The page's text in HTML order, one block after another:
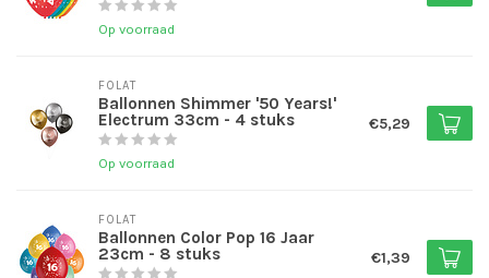
Op voorraad
FOLAT
Ballonnen Shimmer '50 Years!'
Electrum 33cm - 4 stuks
Op voorraad
€5,29
FOLAT
Ballonnen Color Pop 16 Jaar
23cm - 8 stuks
€1,39